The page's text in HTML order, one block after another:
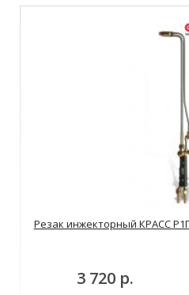
Резак инжекторный КРАСС
3 720 р.